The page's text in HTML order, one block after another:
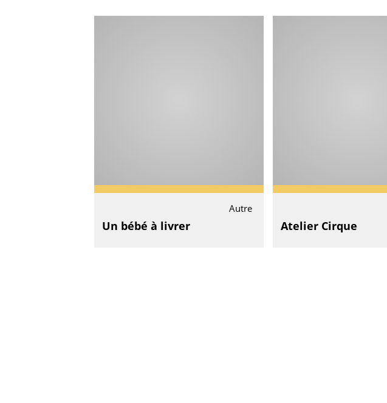
Autre
Un bébé à livrer Atelier Cirque